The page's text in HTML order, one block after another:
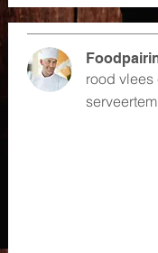
rood vlees